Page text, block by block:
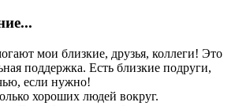
мои близкие, друзья, коллеги! Это
поддержка. Есть близкие подруги,
если нужно!
хороших людей вокруг.